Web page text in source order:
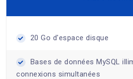
20 Go d'espace disque
Bases de données MySQL
connexions simultanées